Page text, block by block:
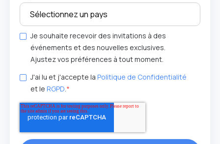
Je souhaite recevoir des invitations à des
événements et des nouvelles exclusives.
Ajustez vos préférences à tout moment.
J'ai lu et j'accepte la Politique de Confidentialité
et le RGPD.*